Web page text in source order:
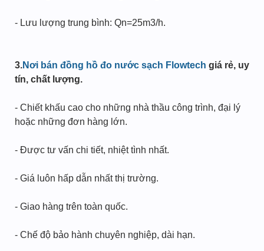
- Lưu lượng trung bình: Qn=25m3/h.
3.Nơi bán đồng hồ đo nước sạch Flowtech giá rẻ, uy
tín, chất lượng.
- Chiết khấu cao cho những nhà thầu công trình, đại lý
hoặc những đơn hàng lớn.
- Được tư vấn chi tiết, nhiệt tình nhất.
- Giá luôn hấp dẫn nhất thị trường.
- Giao hàng trên toàn quốc.
- Chế độ bảo hành chuyên nghiệp, dài hạn.